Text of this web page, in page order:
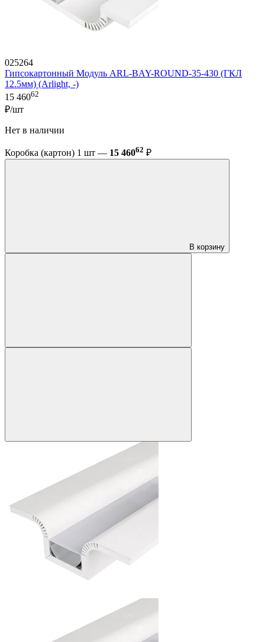
025264
Гипсокартонный Модуль ARL-BAY-ROUND-35-430 (ГКЛ
12.5мм) (Arlight, -)
15 46062
₽/шт
Нет в наличии
Коробка (картон) 1 шт — 15 46062 ₽
В корзину